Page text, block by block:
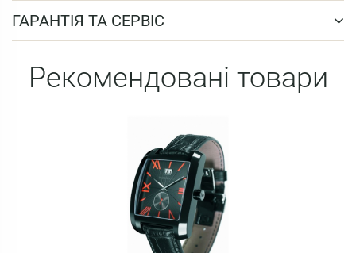
ГАРАНТІЯ ТА СЕРВІС
Рекомендовані товари